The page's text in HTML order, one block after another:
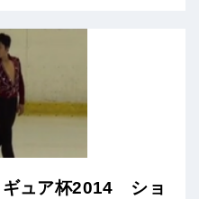
ュア杯2014 ショ